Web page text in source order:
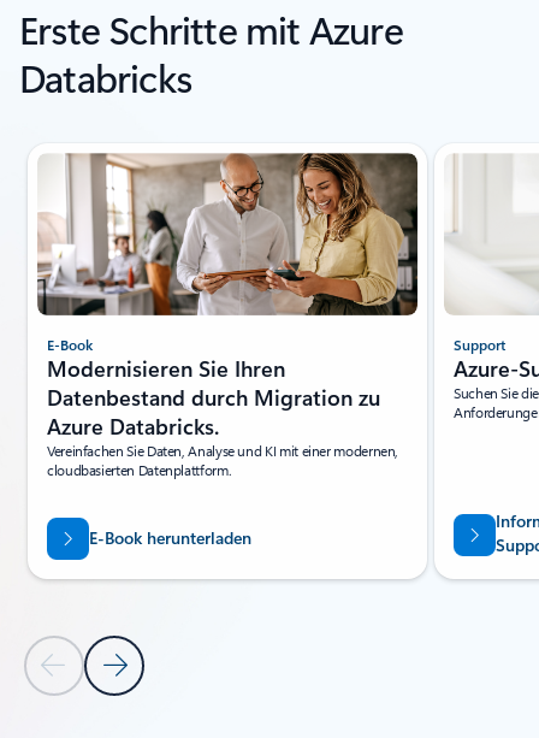
Erste Schritte mit Azure
Databricks
Folie 1 von 5 wird angezeigt
Vorherige FolieNächste Folie
E-Book
Modernisieren Sie Ihren
Datenbestand durch Migration zu
Azure Databricks.
Vereinfachen Sie Daten, Analyse und KI mit einer modernen,
cloudbasierten Datenplattform.
E-Book herunterladen
Support
Azure-
Suchen Sie